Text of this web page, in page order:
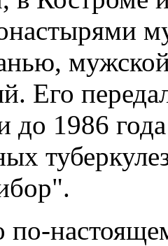
Его
до 1986
по-